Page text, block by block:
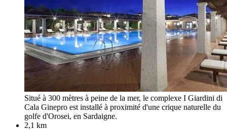
Situé à 300 mètres à peine de la mer, le complexe I Giardini di
Cala Ginepro est installé à proximité d'une crique naturelle du
golfe d'Orosei, en Sardaigne.
2,1 km